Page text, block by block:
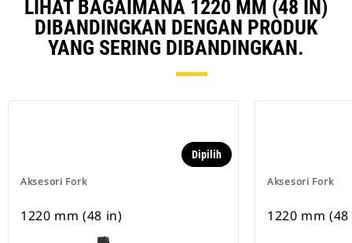
LIHAT BAGAIMANA 1220 MM (48 IN)
DIBANDINGKAN DENGAN PRODUK
YANG SERING DIBANDINGKAN.
Aksesori Fork
Dipilih
1220 mm (48 in)
Aksesori Fork
1220 mm